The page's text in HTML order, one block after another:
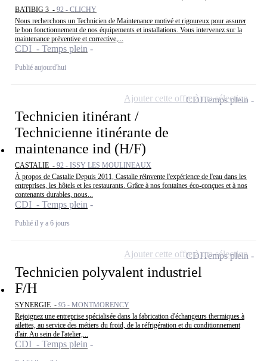
BATIBIG 3 - 92 - CLICHY
Nous recherchons un Technicien de Maintenance motivé et rigoureux pour assurer
le bon fonctionnement de nos équipements et installations. Vous intervenez sur la
maintenance préventive et corrective,...
CDI - Temps plein
Publié aujourd'hui
Technicien itinérant /
Technicienne itinérante de
maintenance ind (H/F)
CASTALIE - 92 - ISSY LES MOULINEAUX
À propos de Castalie Depuis 2011, Castalie réinvente l'expérience de l'eau dans les
entreprises, les hôtels et les restaurants. Grâce à nos fontaines éco-conçues et à nos
contenants durables, nous...
CDI - Temps plein
Publié il y a 6 jours
CDITemps plein
Ajouter cette offre à ma sélection
Technicien polyvalent industriel
F/H
SYNERGIE - 95 - MONTMORENCY
Rejoignez une entreprise spécialisée dans la fabrication d'échangeurs thermiques à
ailettes, au service des métiers du froid, de la réfrigération et du conditionnement
d'air. Au sein de l'atelier,...
CDI - Temps plein
CDITemps plein
Ajouter cette offre à ma sélection